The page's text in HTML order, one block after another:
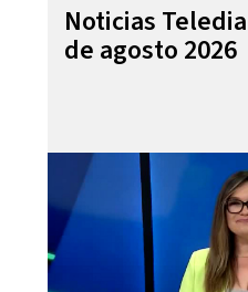
Noticias
de agosto 2026